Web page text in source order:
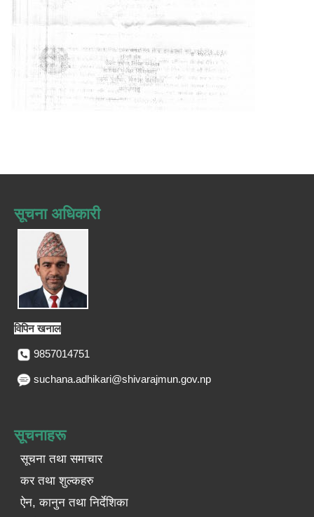
सूचना अधिकारी
विपिन खनाल
9857014751
suchana.adhikari@shivarajmun.gov.np
सूचनाहरू
सूचना तथा समाचार
कर तथा शुल्कहरु
ऐन, कानुन तथा निर्देशिका